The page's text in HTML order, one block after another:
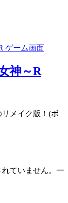
神～R
メイク版！(ボ
ていません。一